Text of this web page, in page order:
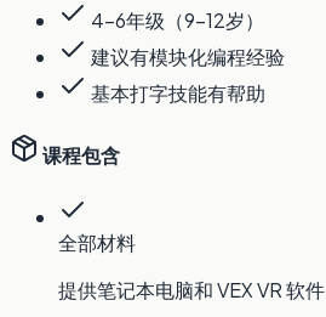
4-6年级（9-12岁）
建议有模块化编程经验
基本打字技能有帮助
课程包含
全部材料
提供笔记本电脑和 VEX VR 软件